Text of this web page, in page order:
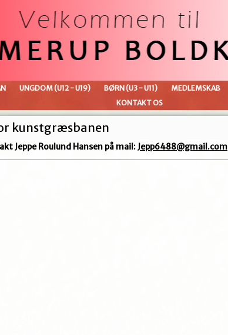
UNGDOM (U12 - U19) BØRN (U3 - U11) MEDLEMSKAB
KONTAKT OS
kunstgræsbanen
Jeppe Roulund Hansen på mail: Jepp6488@gmail.com